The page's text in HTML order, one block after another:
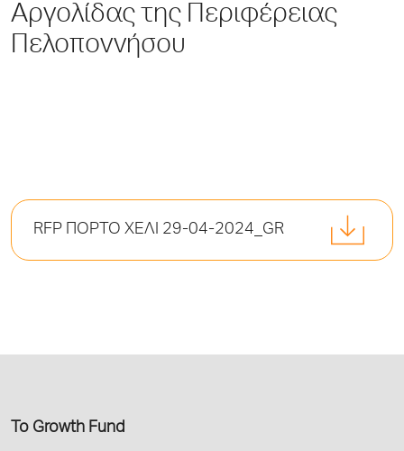
Αργολίδας της Περιφέρειας
Πελοποννήσου
RFP ΠΟΡΤΟ ΧΕΛΙ 29-04-2024_GR
Το Growth Fund